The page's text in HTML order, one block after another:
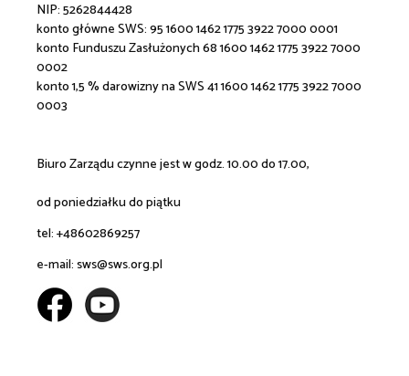
NIP: 5262844428
konto główne SWS:95 1600 1462 1775 3922 7000 0001
konto Funduszu Zasłużonych 68 1600 1462 1775 3922 7000
0002
konto 1,5 % darowizny na SWS 41 1600 1462 1775 3922 7000
0003
Biuro Zarządu czynne jest w godz. 10.00 do 17.00,
od poniedziałku do piątku
tel: +48602869257
e-mail:sws@sws.org.pl